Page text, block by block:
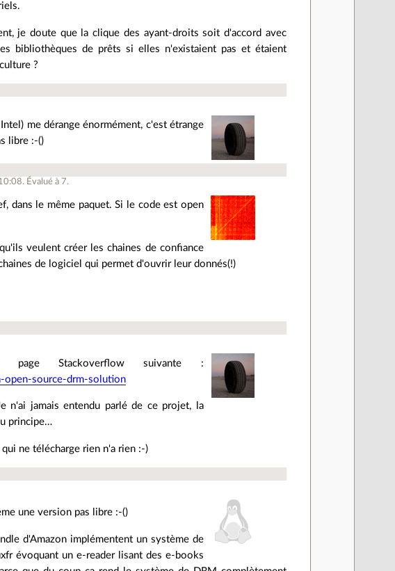
je doute que la clique des ayant-droits soit d'accord avec
bibliothèques de prêts si elles n'existaient pas et étaient
?
me dérange énormément, c'est étrange
libre :-()
. Évalué à7.
dans le même paquet. Si le code est open
veulent créer les chaines de confiance
de logiciel qui permet d'ouvrir leur donnés(!)
Stackoverflow suivante :
source-drm-solution
n'ai jamais entendu parlé de ce projet, la
principe…
ne télécharge rien n'a rien :-)
une version pas libre :-()
d'Amazon implémentent un système de
évoquant un e-reader lisant des e-books